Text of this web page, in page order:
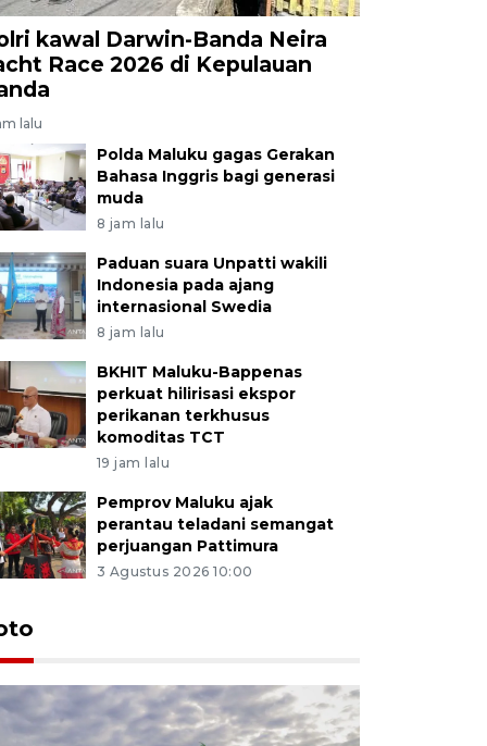
kawal Darwin-Banda Neira
Race 2026 di Kepulauan
lalu
Polda Maluku gagas Gerakan
Bahasa Inggris bagi generasi
muda
8 jam lalu
Paduan suara Unpatti wakili
Indonesia pada ajang
internasional Swedia
8 jam lalu
BKHIT Maluku-Bappenas
perkuat hilirisasi ekspor
perikanan terkhusus
komoditas TCT
19 jam lalu
Pemprov Maluku ajak
perantau teladani semangat
perjuangan Pattimura
3 Agustus 2026 10:00